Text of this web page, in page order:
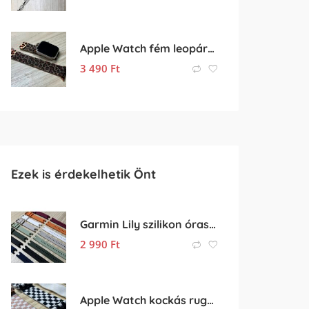
Apple Watch fém leopárd mintás szíj
3 490 Ft
Ezek is érdekelhetik Önt
Garmin Lily szilikon óraszíj – 14mm
2 990 Ft
Apple Watch kockás rugalmas óraszíj